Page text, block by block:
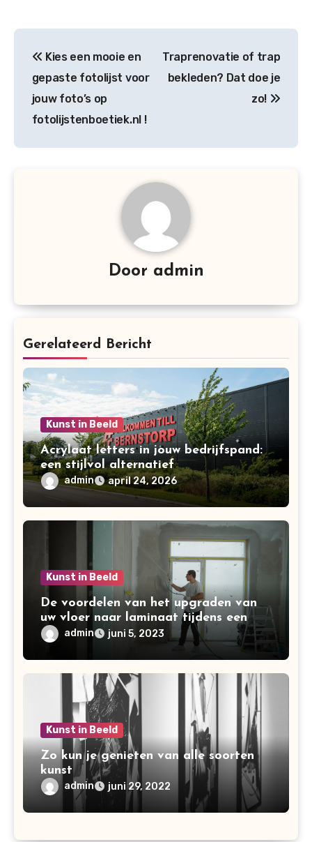
navigatie
Kies een mooie en
gepaste fotolijst voor
jouw foto’s op
fotolijstenboetiek.nl !
Traprenovatie of trap
bekleden? Dat doe je
zo!
Door admin
Gerelateerd Bericht
Kunst in Beeld
Acrylaat letters in jouw bedrijfspand:
een stijlvol alternatief
admin april 24, 2026
Kunst in Beeld
De voordelen van het upgraden van
uw vloer naar laminaat tijdens een
verbouwing
admin juni 5, 2023
Kunst in Beeld
Zo kun je genieten van alle soorten
kunst
admin juni 29, 2022